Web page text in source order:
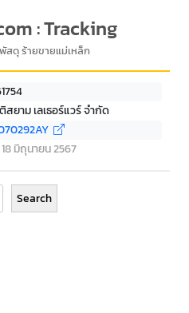
: Tracking
สดุ ร้ายขายแม่เหล็ก
ยาม เลเธอร์แวร์ จำกัด
มิถุนายน 2567
Search